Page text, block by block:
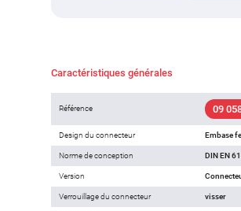
Caractéristiques générales
Référence 09
Design du connecteur Embase
Norme de conception DIN EN
Version
Verrouillage du connecteur visser